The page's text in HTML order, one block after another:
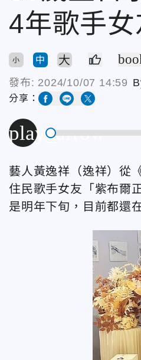
4年歌手
小 中 大
發布: 2024/10/07 14:59
分享：
play_arrow
藝人黃逸祥（逸祥）從
住民歌手女友「紫布爾
是明年下旬，目前都還